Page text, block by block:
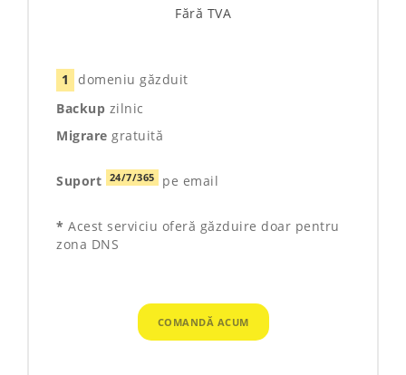
Fără TVA
1
domeniu găzduit
Backup zilnic
Migrare gratuită
Suport 24/7/365 pe email
* Acest serviciu oferă găzduire doar pentru
zona DNS
COMANDĂ ACUM